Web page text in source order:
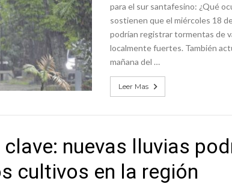
para el sur santafesino: ¿Qué
sostienen que el miércoles 18
podrían registrar tormentas de
localmente fuertes. También
mañana del …
Leer Mas
clave: nuevas lluvias
cultivos en la región